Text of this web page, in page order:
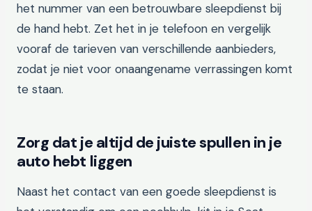
het nummer van een betrouwbare sleepdienst bij
de hand hebt. Zet het in je telefoon en vergelijk
vooraf de tarieven van verschillende aanbieders,
zodat je niet voor onaangename verrassingen komt
te staan.
Zorg dat je altijd de juiste spullen in je
auto hebt liggen
Naast het contact van een goede sleepdienst is